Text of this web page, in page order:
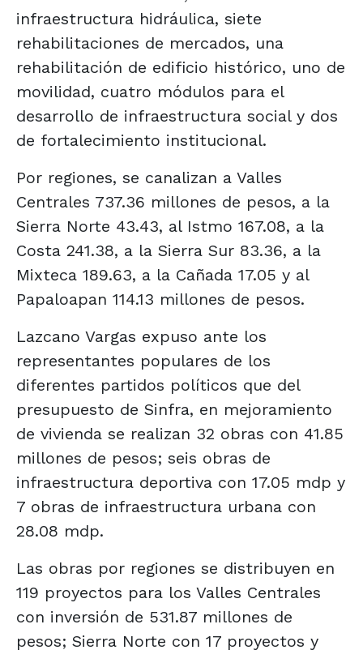
infraestructura hidráulica, siete
rehabilitaciones de mercados, una
rehabilitación de edificio histórico, uno de
movilidad, cuatro módulos para el
desarrollo de infraestructura social y dos
de fortalecimiento institucional.
Por regiones, se canalizan a Valles
Centrales 737.36 millones de pesos, a la
Sierra Norte 43.43, al Istmo 167.08, a la
Costa 241.38, a la Sierra Sur 83.36, a la
Mixteca 189.63, a la Cañada 17.05 y al
Papaloapan 114.13 millones de pesos.
Lazcano Vargas expuso ante los
representantes populares de los
diferentes partidos políticos que del
presupuesto de Sinfra, en mejoramiento
de vivienda se realizan 32 obras con 41.85
millones de pesos; seis obras de
infraestructura deportiva con 17.05 mdp y
7 obras de infraestructura urbana con
28.08 mdp.
Las obras por regiones se distribuyen en
119 proyectos para los Valles Centrales
con inversión de 531.87 millones de
pesos; Sierra Norte con 17 proyectos y